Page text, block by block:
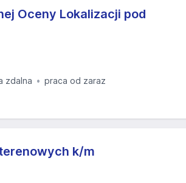
Oceny Lokalizacji pod
zdalna
praca od zaraz
k/m